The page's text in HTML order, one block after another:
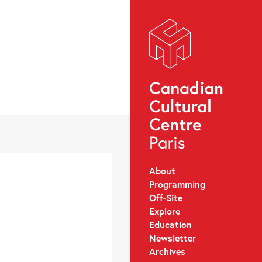
About
Programming
Off-Site
Explore
Education
Newsletter
Archives